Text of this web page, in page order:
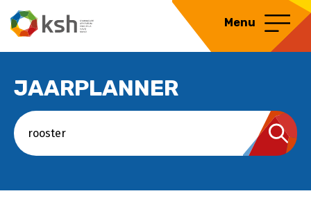
Menu
JAARPLANNER
ZOEKEN